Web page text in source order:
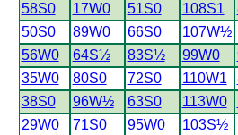
58S0
17W0 51S0 108S1
50S0
89W0 66S0 107W½
56W0
64S½ 83S½ 99W0
35W0
80S0 72S0 110W1
38S0
96W½ 63S0 113W0
29W0
71S0 95W0 103S½